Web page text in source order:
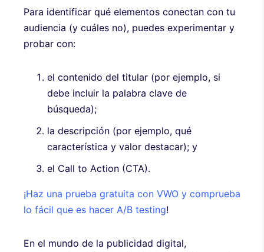
Para identificar qué elementos conectan con tu
audiencia (y cuáles no), puedes experimentar y
probar con:
el contenido del titular (por ejemplo, si
debe incluir la palabra clave de
búsqueda);
la descripción (por ejemplo, qué
característica y valor destacar); y
el Call to Action (CTA).
¡Haz una prueba gratuita con VWO y comprueba
lo fácil que es hacer A/B testing!
En el mundo de la publicidad digital,